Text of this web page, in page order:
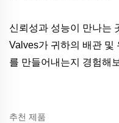
신뢰성과 성능이 만나는
Valves가 귀하의 배관 및
를 만들어내는지 경험해
추천 제품